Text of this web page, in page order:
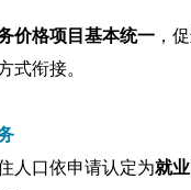
价格项目基本统一 ，
式衔接。
人口依申请认定为就